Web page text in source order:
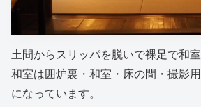
土間からスリッパを脱いで裸足で和室
和室は囲炉裏・和室・床の間・撮影
になっています。